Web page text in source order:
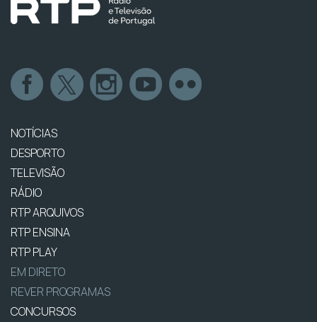
NOTÍCIAS
DESPORTO
TELEVISÃO
RÁDIO
RTP ARQUIVOS
RTP ENSINA
RTP PLAY
EM DIRETO
REVER PROGRAMAS
CONCURSOS